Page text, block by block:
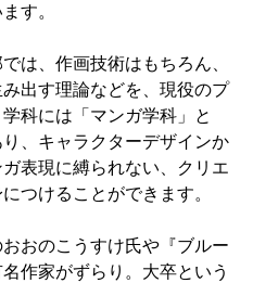
す。
は、作画技術はもちろん、
出す理論などを、現役のプ
科には「マンガ学科」と
、キャラクターデザインか
表現に縛られない、クリエ
つけることができます。
おのこうすけ氏や『ブルー
作家がずらり。大卒という